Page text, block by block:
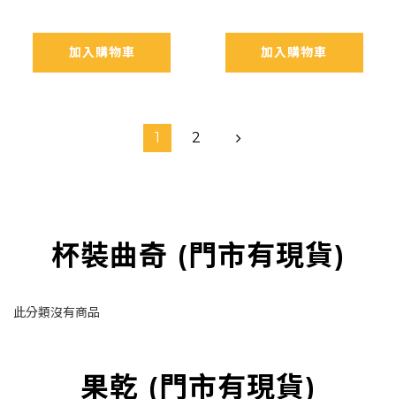
加入購物車 加入購物車
1 2
杯裝曲奇 (門市有現貨)
此分類沒有商品
果乾 (門市有現貨)